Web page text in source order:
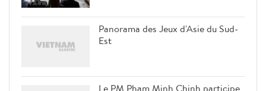
Panorama des Jeux d'Asie du Sud-
Est
Le PM Pham Minh Chinh participe